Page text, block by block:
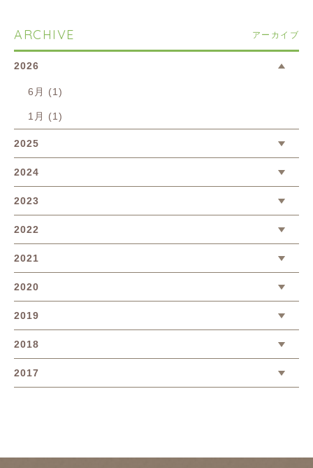
ARCHIVE アーカイブ
2026
6月 (1)
1月 (1)
2025
2024
2023
2022
2021
2020
2019
2018
2017